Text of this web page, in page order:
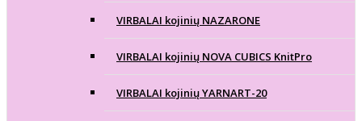
VIRBALAI kojinių NAZARONE
VIRBALAI kojinių NOVA CUBICS KnitPro
VIRBALAI kojinių YARNART-20